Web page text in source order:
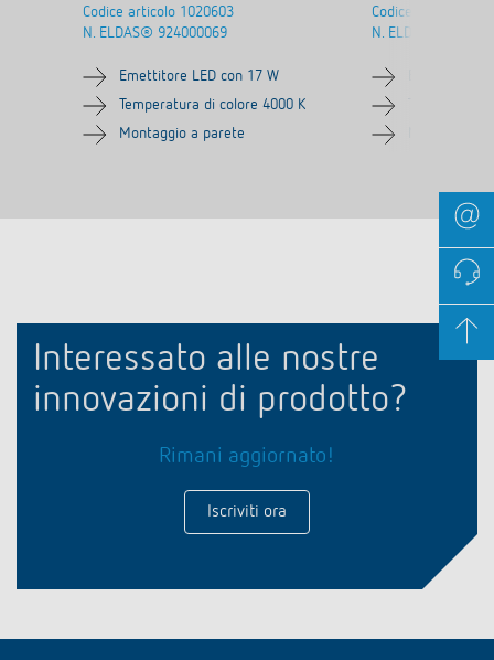
Codice articolo 1020603
N. ELDAS® 924000069
Emettitore LED con 17 W
Temperatura di colore 4000 K
Montaggio a parete
Codice articolo
N. ELDAS®
Interessato alle nostre
innovazioni di prodotto?
Rimani aggiornato!
Iscriviti ora